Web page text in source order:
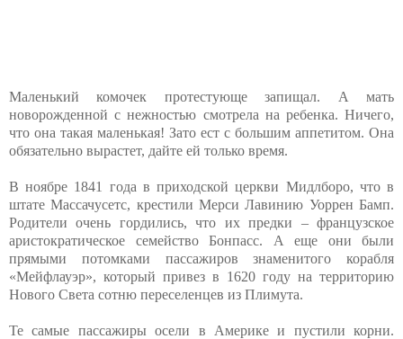
Маленький комочек протестующе запищал. А мать
новорожденной с нежностью смотрела на ребенка. Ничего,
что она такая маленькая! Зато ест с большим аппетитом. Она
обязательно вырастет, дайте ей только время.
В ноябре 1841 года в приходской церкви Мидлборо, что в
штате Массачусетс, крестили Мерси Лавинию Уоррен Бамп.
Родители очень гордились, что их предки – французское
аристократическое семейство Бонпасс. А еще они были
прямыми потомками пассажиров знаменитого корабля
«Мейфлауэр», который привез в 1620 году на территорию
Нового Света сотню переселенцев из Плимута.
Те самые пассажиры осели в Америке и пустили корни.